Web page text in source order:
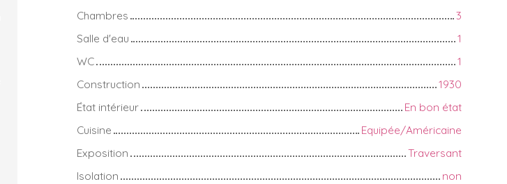
Chambres
3
Salle d'eau
1
WC
1
Construction
1930
État intérieur
En bon état
Cuisine
Equipée/Américaine
Exposition
Traversant
Isolation
non